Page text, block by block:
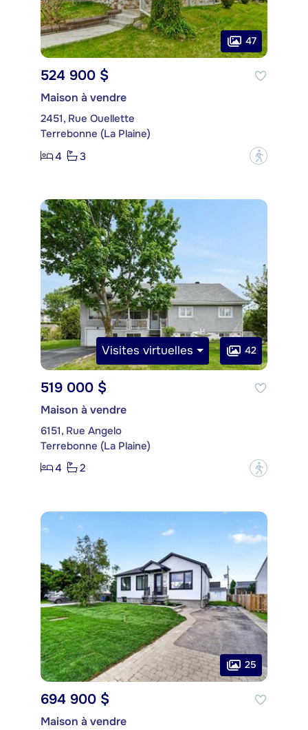
47
524 900 $
Maison à vendre
2451, Rue Ouellette
Terrebonne (La Plaine)
4
3 ?
Visites virtuelles 42
519 000 $
Maison à vendre
6151, Rue Angelo
Terrebonne (La Plaine)
4
2 ?
25
694 900 $
Maison à vendre